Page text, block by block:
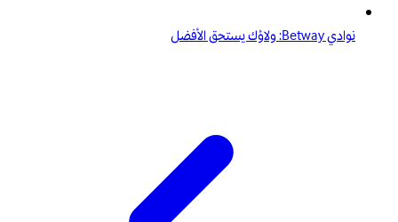
نوادي Betway: ولاؤك يستحق الأفضل